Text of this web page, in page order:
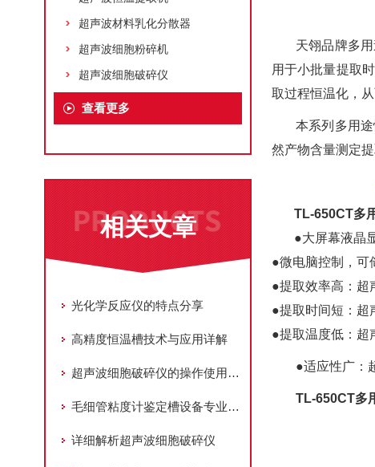
超声波材料乳化分散器
超声波细胞粉碎机
超声波细胞破碎仪
查看更多
相关文章
光化学反应仪的特点分享
高精度恒温槽技术与应用详解
超声波细胞破碎仪的操作使用指南
毛细管粘度计鉴定槽设备专业领域应用
详细解析超声波细胞破碎仪
天翎品牌多
用于小批量提取
取过程恒温化，
本系列多用
然产物含量测定
TL-650CT多
●大屏幕液晶
●微电脑控制，可
●提取效率高：超
●提取时间短：超
●提取温度低：超
●适应性广：
TL-650CT多